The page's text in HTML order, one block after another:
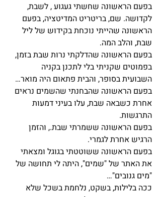
בפעם הראשונה שחשתי געגוע , לשבת,
לקדושה. שם, בריטריט המדיטציה, בפעם
הראשונה שהייתי נוכחת בקידוש של ליל
שבת, והלב המה.
בפעם הראשונה שהדלקתי נרות שבת בזמן,
בפמוטים שקניתי בלי לתכנן בקניה
השבועית בסופר, והבית פתאום היה מואר…
בפעם הראשונה שהבחנתי שהשמים נראים
אחרת כשבאה שבת, עלו בעיני דמעות
התרגשות.
בפעם הראשונה ששמרתי שבת., והזמן
הרגיש אחרת לגמרי.
בפעם הראשונה ששוטטתי בגוגל ומצאתי
את האתר של "שמים", היתה לי תחושה של
"מים גנובים"…
ככה בלילות, בשקט, נלחמת בשכל שלא